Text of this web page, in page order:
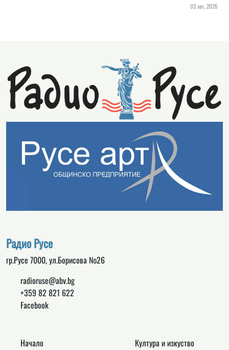
03 авг, 2026
Радио Русе
гр.Русе 7000, ул.Борисова №26
radioruse@abv.bg
+359 82 821 622
Facebook
Начало
Култура и изкуство